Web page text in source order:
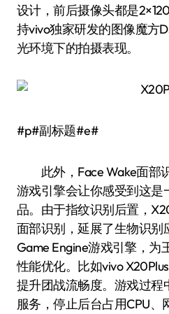
设计，前后摄像头都是
持vivo独家研发的图像魔方
光环境下的拍摄表现。
#p#副标题#e#
此外，Face Wake面部
游戏引擎会让你感受到这是
品。由于指纹识别后置，
面部识别，延展了生物识别
Game Engine游戏引擎，为
性能优化。比如vivo
提升团战流畅度。游戏过程
服务，停止后台占用CPU、